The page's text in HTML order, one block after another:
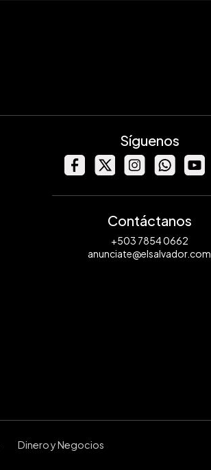
Síguenos
Contáctanos
+503 7854 0662
anunciate@elsalvador.com
Dinero y Negocios